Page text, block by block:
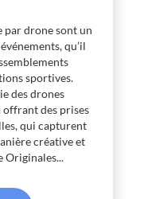
par drone sont un
qu’il
sportives.
des drones
des prises
qui capturent
créative et
Originales...